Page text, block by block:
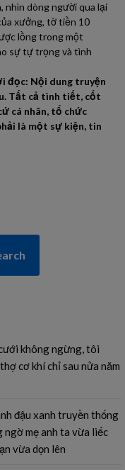
nhìn dòng người qua lại
xưởng, tờ tiền 10
lồng trong một
sự tự trọng và tình
đọc: Nội dung truyện
Tất cả tình tiết, cốt
cá nhân, tổ chức
là một sự kiện, tin
không ngừng, tôi
cơ khí chỉ sau nửa năm
đậu xanh truyền thống
ngờ mẹ anh ta vừa liếc
vừa dọn lên